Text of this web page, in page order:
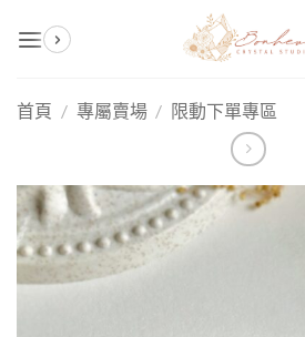
首頁 / 專屬賣場 / 限動下單專區